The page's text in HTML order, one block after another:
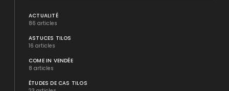
ACTUALITÉ
86 articles
ASTUCES TILOS
16 articles
COME IN VENDÉE
8 articles
ÉTUDES DE CAS TILOS